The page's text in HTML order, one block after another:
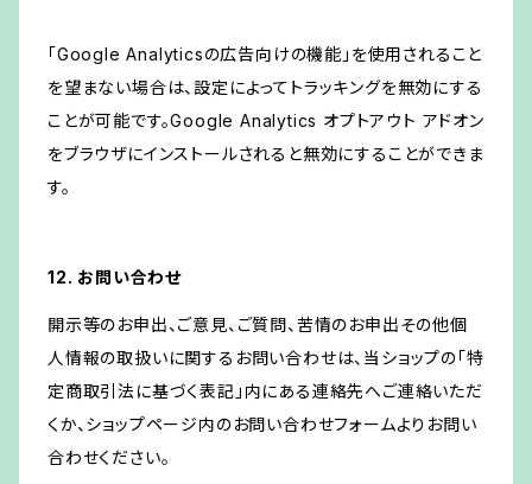
「Google Analyticsの広告向けの機能」を使用されること
を望まない場合は、設定によってトラッキングを無効にする
ことが可能です。Google Analytics オプトアウト アドオン
をブラウザにインストールされると無効にすることができま
す。
12. お問い合わせ
開示等のお申出、ご意見、ご質問、苦情のお申出その他個
人情報の取扱いに関するお問い合わせは、当ショップの「特
定商取引法に基づく表記」内にある連絡先へご連絡いただ
くか、ショップページ内のお問い合わせフォームよりお問い
合わせください。